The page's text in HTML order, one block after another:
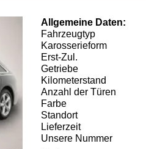
Allgemeine Daten:
Fahrzeugtyp
Karosserieform
Erst-Zul.
Getriebe
Kilometerstand
Anzahl der Türen
Farbe
Standort
Lieferzeit
Unsere Nummer